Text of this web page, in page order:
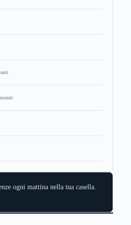
ogni mattina nella tua casella.